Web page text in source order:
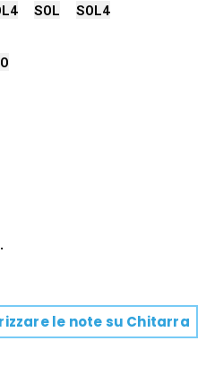
4 SOL SOL4
le note su Chitarra